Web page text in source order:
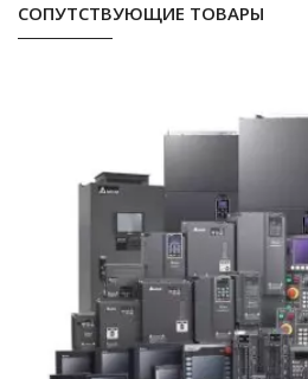
СОПУТСТВУЮЩИЕ ТОВАРЫ